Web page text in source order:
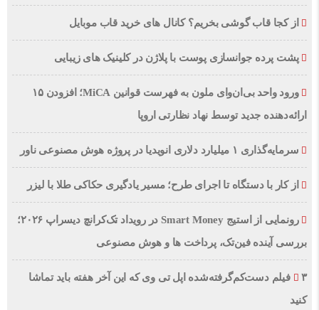
از کجا قاب گوشی بخریم؟ کانال های خرید قاب موبایل
پشت پرده جوانسازی پوست با پلاژن در کلینیک های زیبایی
ورود واحد بی‌ان‌وای ملون به فهرست قوانین MiCA؛ افزودن ۱۵
ارائه‌دهنده جدید توسط نهاد نظارتی اروپا
سرمایه‌گذاری ۱ میلیارد دلاری انویدیا در پروژه هوش مصنوعی ناور
از کار با دستگاه تا اجرای طرح؛ مسیر یادگیری حکاکی طلا با لیزر
رونمایی از استیج Smart Money در رویداد تک‌کرانچ دیسراپ ۲۰۲۶؛
بررسی آینده فین‌تک، پرداخت‌ ها و هوش مصنوعی
۳ فیلم دست‌کم‌گرفته‌شده اپل تی وی که این آخر هفته باید تماشا
کنید